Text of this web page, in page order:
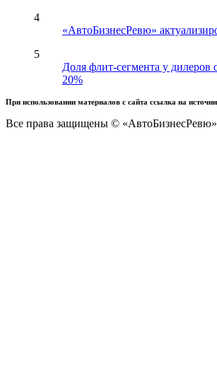
4
«АвтоБизнесРевю»
5
Доля флит-сегмента у дилеров
20%
При использовании материалов с сайта ссылка на
Все права защищены ©